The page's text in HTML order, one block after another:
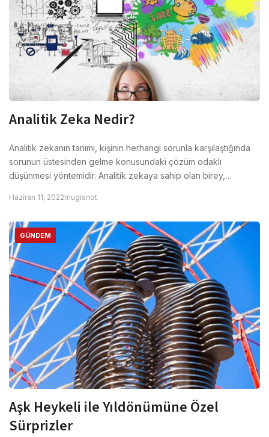
Analitik Zeka Nedir?
Analitik zekanın tanımı, kişinin herhangi sorunla karşılaştığında
sorunun üstesinden gelme konusundaki çözüm odaklı
düşünmesi yöntemidir. Analitik zekaya sahip olan birey,…
Haziran 11, 2022mugisnot
GÜNDEM
Aşk Heykeli ile Yıldönümüne Özel
Sürprizler